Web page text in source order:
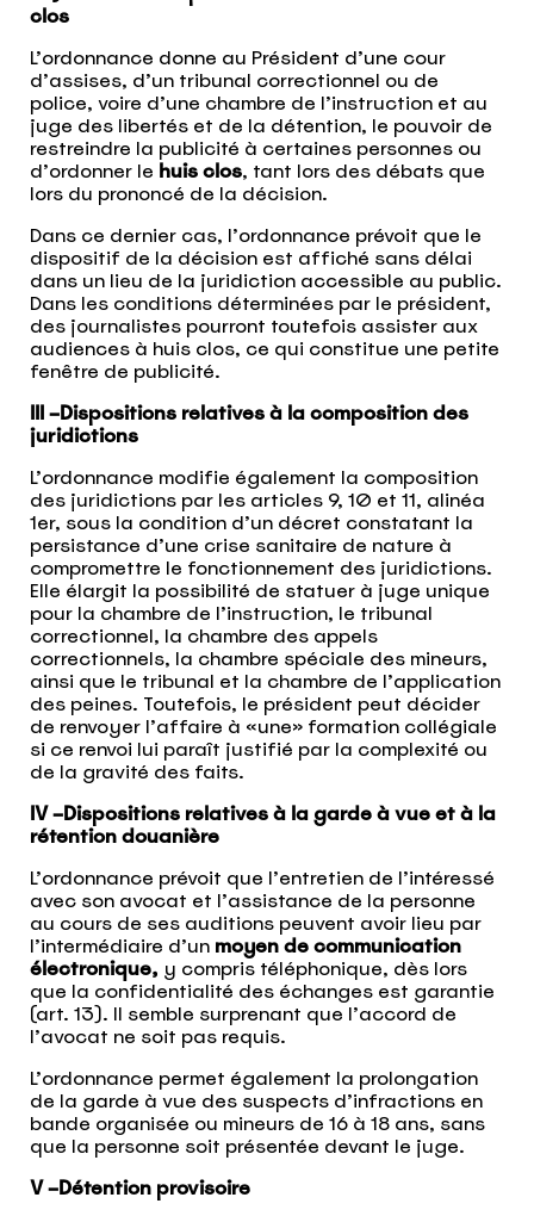
clos
L’ordonnance donne au Président d’une cour
d’assises, d’un tribunal correctionnel ou de
police, voire d’une chambre de l’instruction et au
juge des libertés et de la détention, le pouvoir de
restreindre la publicité à certaines personnes ou
d’ordonner le huis clos, tant lors des débats que
lors du prononcé de la décision.
Dans ce dernier cas, l’ordonnance prévoit que le
dispositif de la décision est affiché sans délai
dans un lieu de la juridiction accessible au public.
Dans les conditions déterminées par le président,
des journalistes pourront toutefois assister aux
audiences à huis clos, ce qui constitue une petite
fenêtre de publicité.
III –Dispositions relatives à la composition des
juridictions
L’ordonnance modifie également la composition
des juridictions par les articles 9, 10 et 11, alinéa
1er, sous la condition d’un décret constatant la
persistance d’une crise sanitaire de nature à
compromettre le fonctionnement des juridictions.
Elle élargit la possibilité de statuer à juge unique
pour la chambre de l’instruction, le tribunal
correctionnel, la chambre des appels
correctionnels, la chambre spéciale des mineurs,
ainsi que le tribunal et la chambre de l’application
des peines. Toutefois, le président peut décider
de renvoyer l’affaire à «une» formation collégiale
si ce renvoi lui paraît justifié par la complexité ou
de la gravité des faits.
IV –Dispositions relatives à la garde à vue et à la
rétention douanière
L’ordonnance prévoit que l’entretien de l’intéressé
avec son avocat et l’assistance de la personne
au cours de ses auditions peuvent avoir lieu par
l’intermédiaire d’un moyen de communication
électronique, y compris téléphonique, dès lors
que la confidentialité des échanges est garantie
(art. 13). Il semble surprenant que l’accord de
l’avocat ne soit pas requis.
L’ordonnance permet également la prolongation
de la garde à vue des suspects d’infractions en
bande organisée ou mineurs de 16 à 18 ans, sans
que la personne soit présentée devant le juge.
V –Détention provisoire